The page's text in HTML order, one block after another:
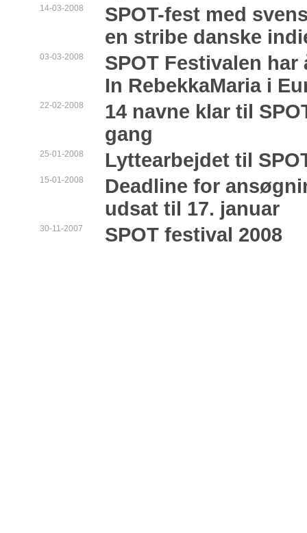
14-03-2008
SPOT-fest med
en stribe danske
03-03-2008
SPOT Festivalen
In RebekkaMaria i
22-02-2008
14 navne klar til
gang
25-01-2008 Lyttearbejdet til
15-01-2008
Deadline for
udsat til 17. januar
30-11-2007 SPOT festival 2008